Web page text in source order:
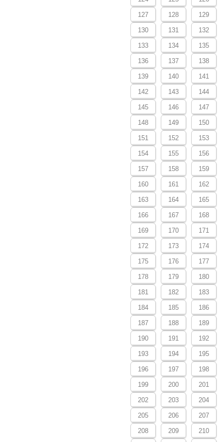
127 128 129
130 131 132
133 134 135
136 137 138
139 140 141
142 143 144
145 146 147
148 149 150
151 152 153
154 155 156
157 158 159
160 161 162
163 164 165
166 167 168
169 170 171
172 173 174
175 176 177
178 179 180
181 182 183
184 185 186
187 188 189
190 191 192
193 194 195
196 197 198
199 200 201
202 203 204
205 206 207
208 209 210